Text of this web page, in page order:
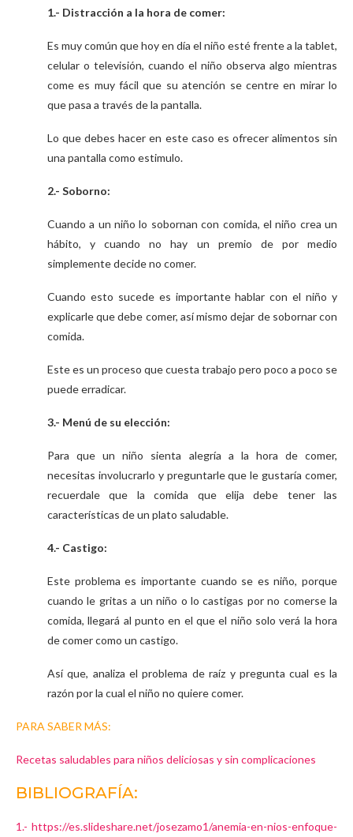
1.- Distracción a la hora de comer:
Es muy común que hoy en día el niño esté frente a la tablet,
celular o televisión, cuando el niño observa algo mientras
come es muy fácil que su atención se centre en mirar lo
que pasa a través de la pantalla.
Lo que debes hacer en este caso es ofrecer alimentos sin
una pantalla como estimulo.
2.- Soborno:
Cuando a un niño lo sobornan con comida, el niño crea un
hábito, y cuando no hay un premio de por medio
simplemente decide no comer.
Cuando esto sucede es importante hablar con el niño y
explicarle que debe comer, así mismo dejar de sobornar con
comida.
Este es un proceso que cuesta trabajo pero poco a poco se
puede erradicar.
3.- Menú de su elección:
Para que un niño sienta alegría a la hora de comer,
necesitas involucrarlo y preguntarle que le gustaría comer,
recuerdale que la comida que elija debe tener las
características de un plato saludable.
4.- Castigo:
Este problema es importante cuando se es niño, porque
cuando le gritas a un niño o lo castigas por no comerse la
comida, llegará al punto en el que el niño solo verá la hora
de comer como un castigo.
Así que, analiza el problema de raíz y pregunta cual es la
razón por la cual el niño no quiere comer.
PARA SABER MÁS:
Recetas saludables para niños deliciosas y sin complicaciones
BIBLIOGRAFÍA:
1.- https://es.slideshare.net/josezamo1/anemia-en-nios-enfoque-